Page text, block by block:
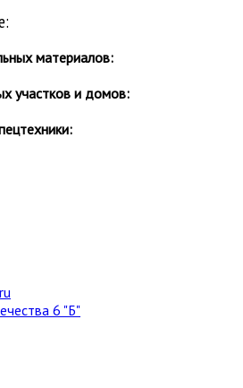
материалов:
участков и домов:
6 "Б"